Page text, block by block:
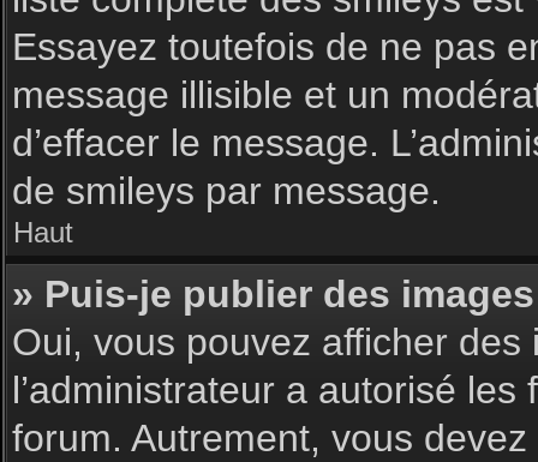
Essayez toutefois de ne pas
message illisible et un
d’effacer le message.
de smileys par message.
Haut
» Puis-je publier des
Oui, vous pouvez afficher
l’administrateur a autorisé
forum. Autrement, vous